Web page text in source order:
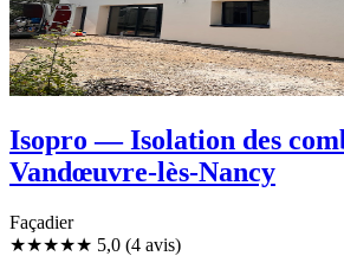
Isopro — Isolation des
Vandœuvre-lès-Nancy
Façadier
★★★★★ 5,0 (4 avis)